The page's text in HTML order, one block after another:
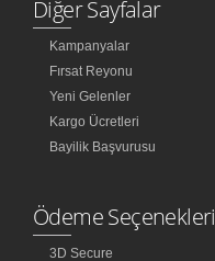
Diğer Sayfalar
Kampanyalar
Fırsat Reyonu
Yeni Gelenler
Kargo Ücretleri
Bayilik Başvurusu
Ödeme Seçenekleri
3D Secure